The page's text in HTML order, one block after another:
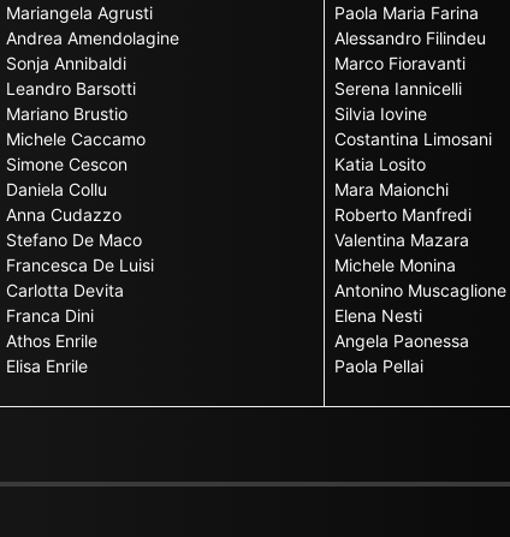
Mariangela Agrusti
Andrea Amendolagine
Sonja Annibaldi
Leandro Barsotti
Mariano Brustio
Michele Caccamo
Simone Cescon
Daniela Collu
Anna Cudazzo
Stefano De Maco
Francesca De Luisi
Carlotta Devita
Franca Dini
Athos Enrile
Elisa Enrile
Paola Maria Farina
Alessandro Filindeu
Marco Fioravanti
Serena Iannicelli
Silvia Iovine
Costantina Limosani
Katia Losito
Mara Maionchi
Roberto Manfredi
Valentina Mazara
Michele Monina
Antonino Muscaglione
Elena Nesti
Angela Paonessa
Paola Pellai